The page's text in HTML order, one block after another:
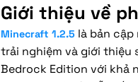
Giới thiệu về
Minecraft 1.2.5 là bản
trải nghiệm và giới thiệu
Bedrock Edition với khả